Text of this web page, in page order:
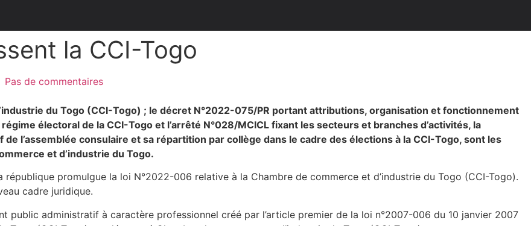
la CCI-Togo
Pas de commentaires
du Togo (CCI-Togo) ; le décret N°2022-075/PR portant attributions, organisation et fonctionnement
électoral de la CCI-Togo et l’arrêté N°028/MCICL fixant les secteurs et branches d’activités, la
l’assemblée consulaire et sa répartition par collège dans le cadre des élections à la CCI-Togo, sont les
et d’industrie du Togo.
république promulgue la loi N°2022-006 relative à la Chambre de commerce et d’industrie du Togo (CCI-Togo).
cadre juridique.
public administratif à caractère professionnel créé par l’article premier de la loi n°2007-006 du 10 janvier 2007